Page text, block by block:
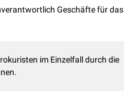
Geschäfte für das
im Einzelfall durch die